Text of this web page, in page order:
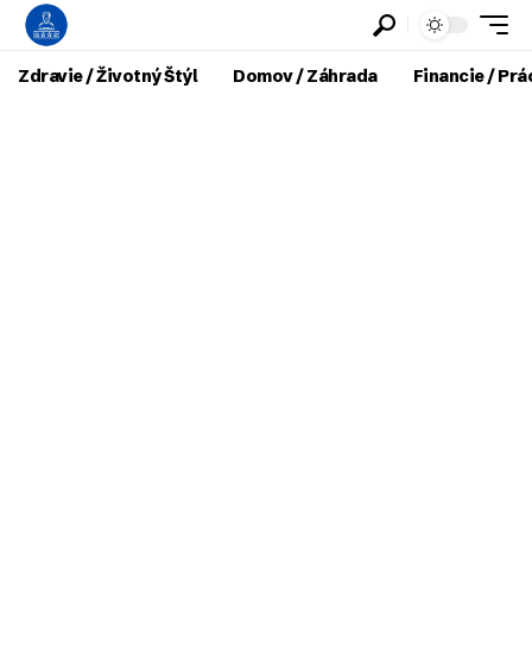
Zdravie / Životný Štýl Domov / Záhrada Financie /